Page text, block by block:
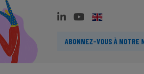
ABONNEZ-VOUS À NOTRE